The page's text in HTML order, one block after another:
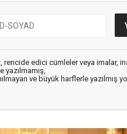
rencide edici cümleler veya imalar,
yazılmamış,
ve büyük harflerle yazılmış